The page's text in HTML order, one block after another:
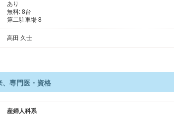
あり
無料: 8台
第二駐車場 8
高田 久士
、専門医・資格
産婦人科系